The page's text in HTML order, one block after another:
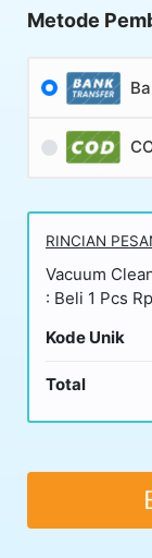
Metode
RINCIAN
Vacuum
: Beli 1 Pcs
Kode Unik
Total